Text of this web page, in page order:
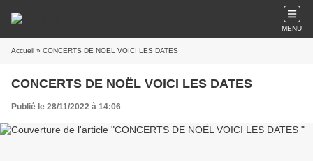
MENU
Accueil » CONCERTS DE NOËL VOICI LES DATES
CONCERTS DE NOËL VOICI LES DATES
Publié le 28/11/2022 à 14:06